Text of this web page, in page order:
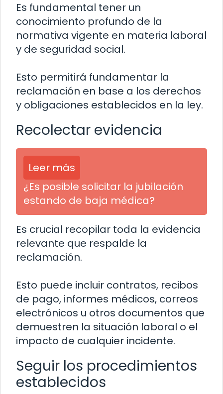
Es fundamental tener un
conocimiento profundo de la
normativa vigente en materia laboral
y de seguridad social.
Esto permitirá fundamentar la
reclamación en base a los derechos
y obligaciones establecidos en la ley.
Recolectar evidencia
Leer más
¿Es posible solicitar la jubilación
estando de baja médica?
Es crucial recopilar toda la evidencia
relevante que respalde la
reclamación.
Esto puede incluir contratos, recibos
de pago, informes médicos, correos
electrónicos u otros documentos que
demuestren la situación laboral o el
impacto de cualquier incidente.
Seguir los procedimientos
establecidos